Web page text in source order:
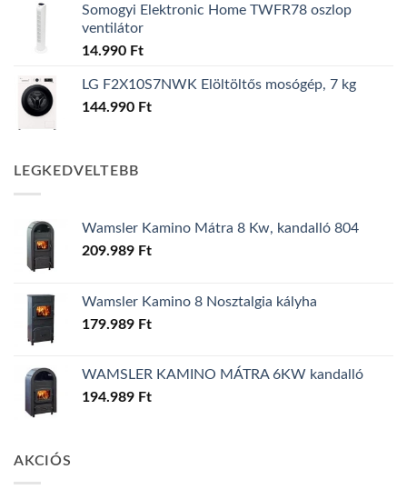
Somogyi Elektronic Home TWFR78 oszlop
ventilátor
14.990 Ft
LG F2X10S7NWK Elöltöltős mosógép, 7 kg
144.990 Ft
LEGKEDVELTEBB
Wamsler Kamino Mátra 8 Kw, kandalló 804
209.989 Ft
Wamsler Kamino 8 Nosztalgia kályha
179.989 Ft
WAMSLER KAMINO MÁTRA 6KW kandalló
194.989 Ft
AKCIÓS